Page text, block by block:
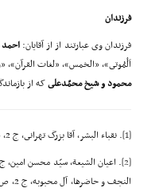
فرزندان
فرزندان وى عبارتند از از آقایان: احمد
اَلْمُوتى»، «الخمس»، «لغات
محمود و شیخ محمّدعلىکه از
[1] . نقباء البشر، آقا بزرگ تهرانى، ج 2، ص 573ماضى النجف و حاضرها، آل محبوبه، ج 2، ص 226معارف الرجال، محمّد حرزالدّین، ج 1، ص 276.
[2]